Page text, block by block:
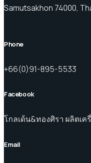
Samutsakhon 74000,
Phone
+66(0)91-895-5533
Facebook
โกลเด้น&ทองศิรา ผลิตเ
Email